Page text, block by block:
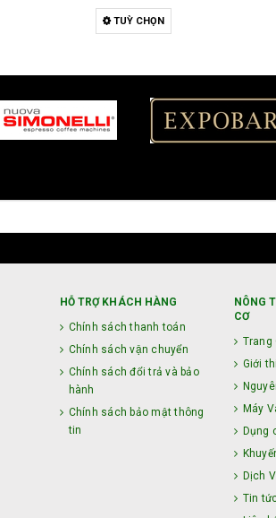
TUỲ CHỌN
HỖ TRỢ KHÁCH HÀNG
Chính sách thanh toán
Chính sách vận chuyển
Chính sách đổi trả và bảo
hành
Chính sách bảo mật thông
tin
NÔNG
CƠ
Trang
Giới
Máy
Dụng
Dịch
Tin